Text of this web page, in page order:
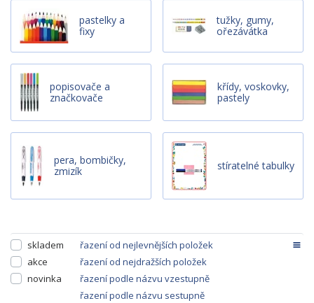
pastelky a
fixy
tužky, gumy,
ořezávátka
popisovače a
značkovače
křídy, voskovky,
pastely
pera, bombičky,
zmizík
stíratelné tabulky
skladem
akce
novinka
řazení od nejlevnějších položek
řazení od nejdražších položek
řazení podle názvu vzestupně
řazení podle názvu sestupně